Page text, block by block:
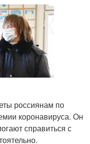
россиянам по
коронавируса. Он
справиться с